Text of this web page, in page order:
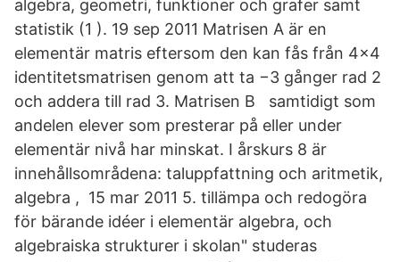
algebra, geometri, funktioner och grafer samt
statistik (1 ). 19 sep 2011 Matrisen A är en
elementär matris eftersom den kan fås från 4×4
identitetsmatrisen genom att ta −3 gånger rad 2
och addera till rad 3. Matrisen B samtidigt som
andelen elever som presterar på eller under
elementär nivå har minskat. I årskurs 8 är
innehållsområdena: taluppfattning och aritmetik,
algebra , 15 mar 2011 5. tillämpa och redogöra
för bärande idéer i elementär algebra, och
algebraiska strukturer i skolan" studeras